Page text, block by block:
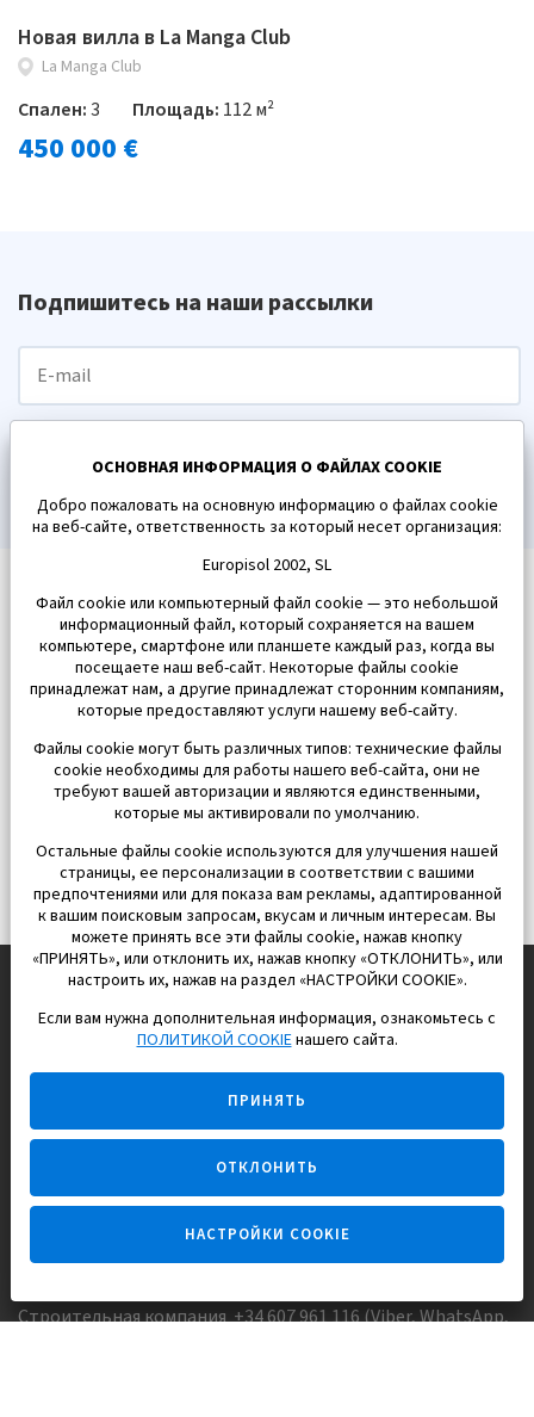
Новая вилла в La Manga Club
La Manga Club
Спален:3 Площадь: 112 м²
450 000 €
Подпишитесь на наши рассылки
ПОДПИСАТЬСЯ
EUROPISOL 2002 S.L.
Строим и продаем дома
для счастливой жизни в Испании
Задайте вопрос
Строительная компания +34 607 961 116 (Viber, WhatsApp,
ОСНОВНАЯ ИНФОРМАЦИЯ О ФАЙЛАХ COOKIE
Добро пожаловать на основную информацию о файлах cookie
на веб-сайте, ответственность за который несет организация:
Europisol 2002, SL
Файл cookie или компьютерный файл cookie — это небольшой
информационный файл, который сохраняется на вашем
компьютере, смартфоне или планшете каждый раз, когда вы
посещаете наш веб-сайт. Некоторые файлы cookie
принадлежат нам, а другие принадлежат сторонним компаниям,
которые предоставляют услуги нашему веб-сайту.
Файлы cookie могут быть различных типов: технические файлы
cookie необходимы для работы нашего веб-сайта, они не
требуют вашей авторизации и являются единственными,
которые мы активировали по умолчанию.
Остальные файлы cookie используются для улучшения нашей
страницы, ее персонализации в соответствии с вашими
предпочтениями или для показа вам рекламы, адаптированной
к вашим поисковым запросам, вкусам и личным интересам. Вы
можете принять все эти файлы cookie, нажав кнопку
«ПРИНЯТЬ», или отклонить их, нажав кнопку «ОТКЛОНИТЬ», или
настроить их, нажав на раздел «НАСТРОЙКИ COOKIE».
Если вам нужна дополнительная информация, ознакомьтесь с
ПОЛИТИКОЙ COOKIEнашего сайта.
ПРИНЯТЬ
ОТКЛОНИТЬ
НАСТРОЙКИ COOKIE